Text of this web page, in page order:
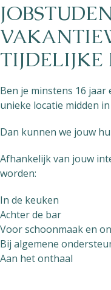
Ben je minstens 16 jaar
unieke locatie midden
Dan kunnen we jouw
Afhankelijk van jouw
worden:
In de keuken
Achter de bar
Voor schoonmaak en
Bij algemene
Aan het onthaal